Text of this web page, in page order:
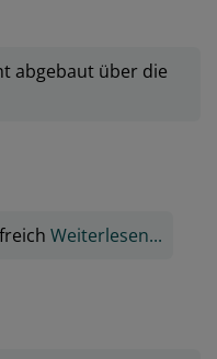
abgebaut über die
Weiterlesen...